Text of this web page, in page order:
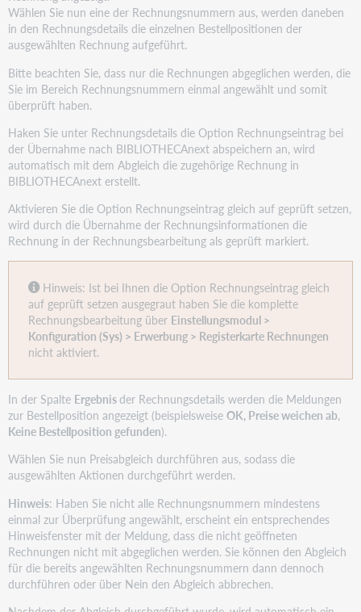
Wählen Sie nun eine der Rechnungsnummern aus, werden daneben
in den Rechnungsdetails die einzelnen Bestellpositionen der
ausgewählten Rechnung aufgeführt.
Bitte beachten Sie, dass nur die Rechnungen abgeglichen werden, die
Sie im Bereich Rechnungsnummern einmal angewählt und somit
überprüft haben.
Haken Sie unter Rechnungsdetails die Option Rechnungseintrag bei
der Übernahme nach BIBLIOTHECAnext abspeichern an, wird
automatisch mit dem Abgleich die zugehörige Rechnung in
BIBLIOTHECAnext erstellt.
Aktivieren Sie die Option Rechnungseintrag gleich auf geprüft setzen,
wird durch die Übernahme der Rechnungsinformationen die
Rechnung in der Rechnungsbearbeitung als geprüft markiert.
Hinweis: Ist bei Ihnen die Option Rechnungseintrag gleich
auf geprüft setzen ausgegraut haben Sie die komplette
Rechnungsbearbeitung über Einstellungsmodul >
Konfiguration (Sys) > Erwerbung > Registerkarte Rechnungen
nicht aktiviert.
In der Spalte Ergebnisder Rechnungsdetails werden die Meldungen
zur Bestellposition angezeigt (beispielsweiseOK, Preise weichen ab,
Keine Bestellposition gefunden).
Wählen Sie nun Preisabgleich durchführen aus, sodass die
ausgewählten Aktionen durchgeführt werden.
Hinweis: Haben Sie nicht alle Rechnungsnummern mindestens
einmal zur Überprüfung angewählt, erscheint ein entsprechendes
Hinweisfenster mit der Meldung, dass die nicht geöffneten
Rechnungen nicht mit abgeglichen werden. Sie können den Abgleich
für die bereits angewählten Rechnungsnummern dann dennoch
durchführen oder über Nein den Abgleich abbrechen.